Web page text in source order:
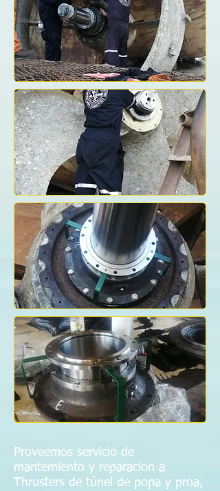
Proveemos servicio de
mantemiento y reparacion a
Thrusters de túnel de popa y proa,